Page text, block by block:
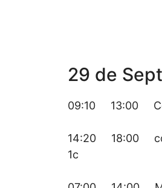
29 de
09:10 13:00
14:20 18:00
1c